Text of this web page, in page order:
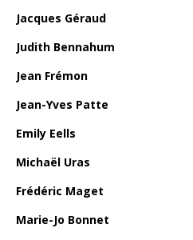
Jacques Géraud
Judith Bennahum
Jean Frémon
Jean-Yves Patte
Emily Eells
Michaël Uras
Frédéric Maget
Marie-Jo Bonnet